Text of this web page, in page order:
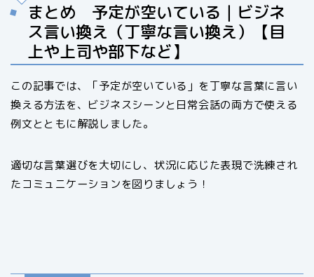
まとめ 予定が空いている｜ビジネ
ス言い換え（丁寧な言い換え）【目
上や上司や部下など】
この記事では、「予定が空いている」を丁寧な言葉に言い
換える方法を、ビジネスシーンと日常会話の両方で使える
例文とともに解説しました。
適切な言葉選びを大切にし、状況に応じた表現で洗練され
たコミュニケーションを図りましょう！